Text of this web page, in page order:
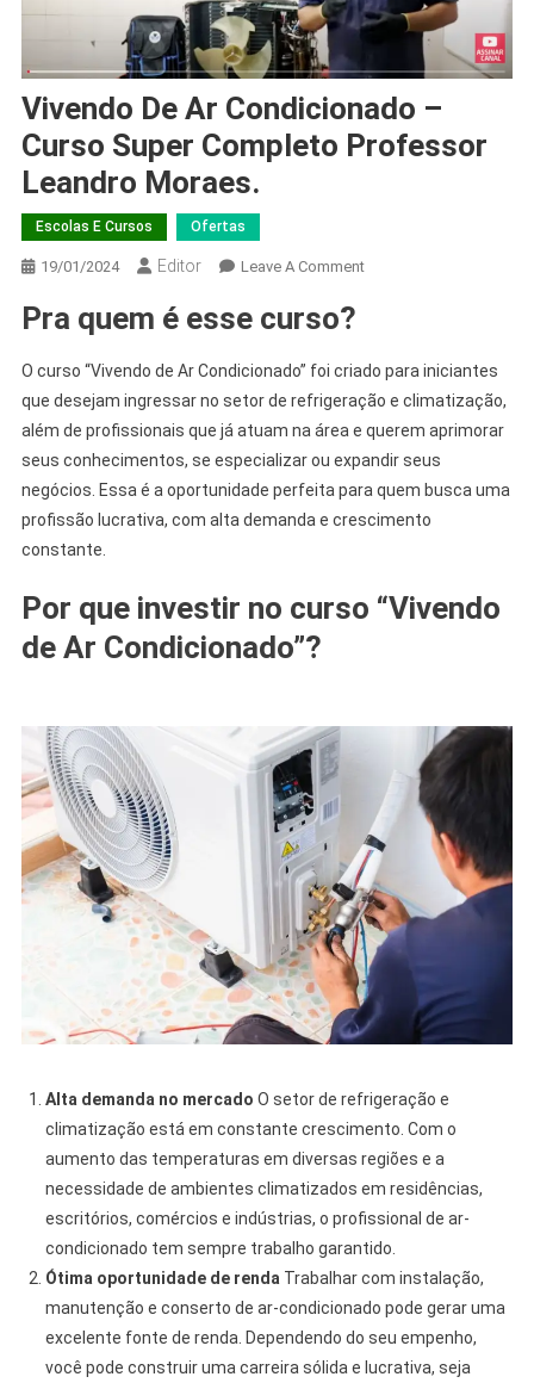
Vivendo De Ar Condicionado –
Curso Super Completo Professor
Leandro Moraes.
Escolas E Cursos Ofertas
19/01/2024 Editor Leave A Comment
Pra quem é esse curso?
O curso “Vivendo de Ar Condicionado” foi criado para iniciantes
que desejam ingressar no setor de refrigeração e climatização,
além de profissionais que já atuam na área e querem aprimorar
seus conhecimentos, se especializar ou expandir seus
negócios. Essa é a oportunidade perfeita para quem busca uma
profissão lucrativa, com alta demanda e crescimento
constante.
Por que investir no curso “Vivendo
de Ar Condicionado”?
Alta demanda no mercado O setor de refrigeração e
climatização está em constante crescimento. Com o
aumento das temperaturas em diversas regiões e a
necessidade de ambientes climatizados em residências,
escritórios, comércios e indústrias, o profissional de ar-
condicionado tem sempre trabalho garantido.
Ótima oportunidade de renda Trabalhar com instalação,
manutenção e conserto de ar-condicionado pode gerar uma
excelente fonte de renda. Dependendo do seu empenho,
você pode construir uma carreira sólida e lucrativa, seja